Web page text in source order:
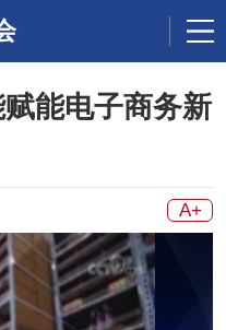
能电子商务新
A+